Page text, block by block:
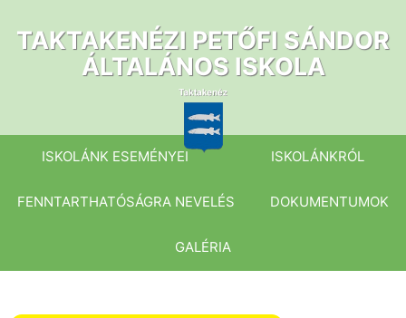
tartalomhoz
TAKTAKENÉZI PETŐFI SÁNDOR
ÁLTALÁNOS ISKOLA
ISKOLÁNK ESEMÉNYEI ISKOLÁNKRÓL
FENNTARTHATÓSÁGRA NEVELÉS DOKUMENTUMOK
GALÉRIA